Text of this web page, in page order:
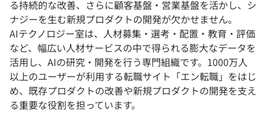
る持続的な改善、さらに顧客基盤・営業基盤を活かし、シ
ナジーを生む新規プロダクトの開発が欠かせません。
AIテクノロジー室は、人材募集・選考・配置・教育・評価
など、幅広い人材サービスの中で得られる膨大なデータを
活用し、AIの研究・開発を行う専門組織です。1000万人
以上のユーザーが利用する転職サイト「エン転職」をはじ
め、既存プロダクトの改善や新規プロダクトの開発を支え
る重要な役割を担っています。